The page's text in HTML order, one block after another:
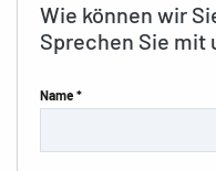
Wie können wir
Sprechen Sie mit
Name *